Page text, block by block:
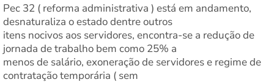
Pec 32 ( reforma administrativa ) está em andamento,
desnaturaliza o estado dentre outros
itens nocivos aos servidores, encontra-se a redução de
jornada de trabalho bem como 25% a
menos de salário, exoneração de servidores e regime de
contratação temporária ( sem